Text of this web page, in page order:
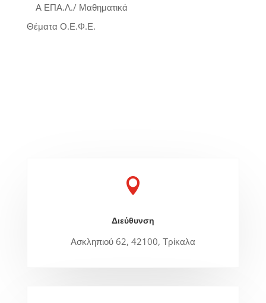
Α ΕΠΑ.Λ./ Μαθηματικά
Θέματα Ο.Ε.Φ.Ε.

Διεύθυνση
Ασκληπιού 62, 42100, Τρίκαλα